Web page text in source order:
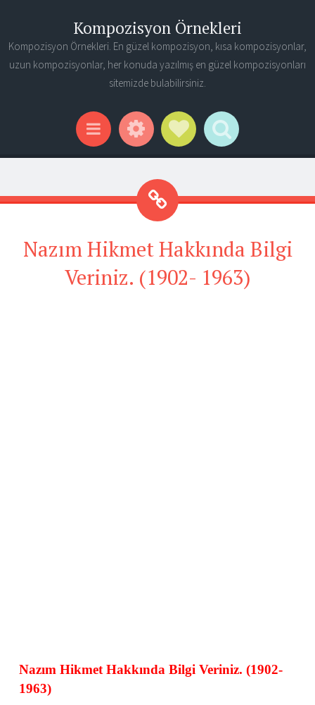
Kompozisyon Örnekleri
Kompozisyon Örnekleri. En güzel kompozisyon, kısa kompozisyonlar,
uzun kompozisyonlar, her konuda yazılmış en güzel kompozisyonları
sitemizde bulabilirsiniz.
Menu WidgetsSocial Links
Search
Nazım Hikmet Hakkında Bilgi
Veriniz. (1902- 1963)
Nazım Hikmet Hakkında Bilgi Veriniz. (1902-
1963)